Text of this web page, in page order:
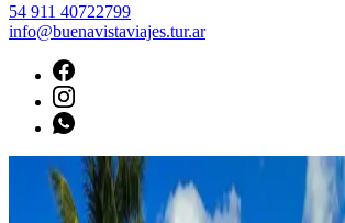
54 911 40722799
info@buenavistaviajes.tur.ar